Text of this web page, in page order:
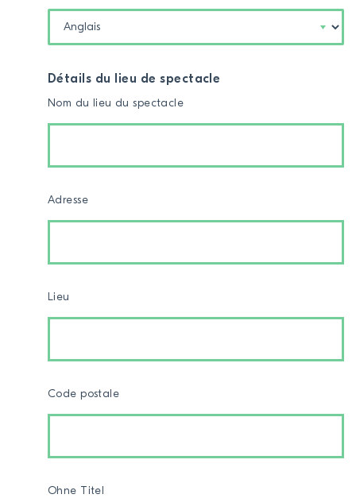
Détails du lieu de spectacle
Nom du lieu du spectacle
Adresse
Lieu
Code postale
Ohne Titel